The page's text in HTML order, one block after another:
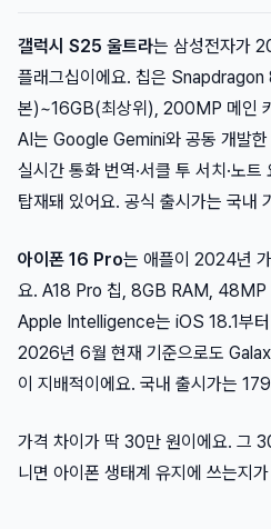
갤럭시 S25 울트라는 삼성전자가
플래그십이에요. 칩은
본)~16GB(최상위), 200MP 메인
AI는 Google Gemini와 공동 개발
실시간 통화 번역·서클 투 서치·노
탑재돼 있어요. 공식 출시가는 국내
아이폰 16 Pro는 애플이 2024년
요. A18 Pro 칩, 8GB RAM, 48MP
Apple Intelligence는 iOS 18.1부터
2026년 6월 현재 기준으로도
이 지배적이에요. 국내 출시가는
가격 차이가 딱 30만 원이에요. 그
니면 아이폰 생태계 유지에 쓰는지